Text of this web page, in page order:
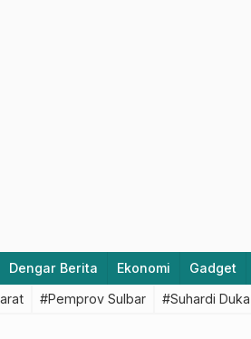
Dengar Berita Ekonomi Gadget
#Pemprov Sulbar #Suhardi Duka